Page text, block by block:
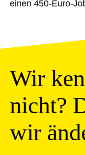
einen 450-Euro-
Wir
nicht?
wir